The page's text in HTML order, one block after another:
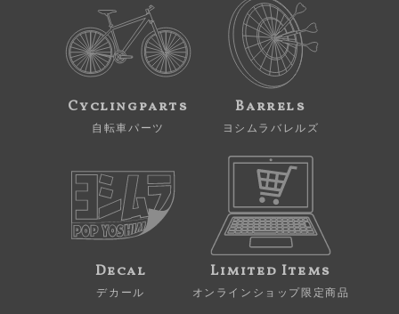
Cyclingparts
自転車パーツ
Barrels
ヨシムラバレルズ
Decal
デカール
Limited Items
オンラインショップ限定商品